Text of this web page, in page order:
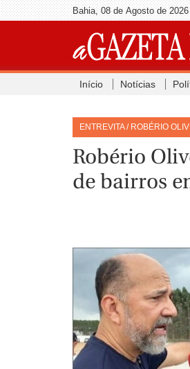
Bahia, 08 de Agosto de 2026
Início Notícias
ENTREVITA / ROBÉRIO
Robério
de bairros